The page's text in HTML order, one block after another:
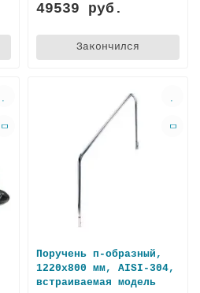
49539 руб.
Закончился
Поручень п-образный,
1220х800 мм, AISI-304,
встраиваемая модель